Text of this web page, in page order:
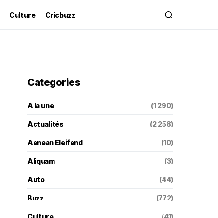
Culture Cricbuzz
Categories
A la une (1 290)
Actualités (2 258)
Aenean Eleifend (10)
Aliquam (3)
Auto (44)
Buzz (772)
Culture (41)